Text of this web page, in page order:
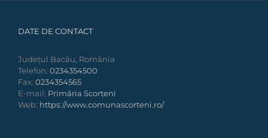
DATE DE CONTACT
Județul Bacău, România
Telefon: 0234354500
Fax: 0234354565
E-mail: Primăria Scorțeni
Web: https://www.comunascorteni.ro/